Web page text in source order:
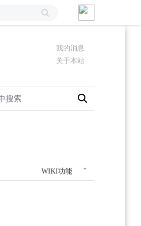
我的消息
关于本站
WIKI功能